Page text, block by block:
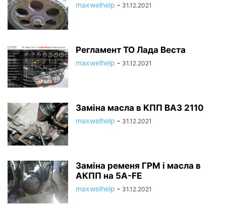
maxwelhelp - 31.12.2021
Регламент ТО Лада Веста
maxwelhelp - 31.12.2021
Заміна масла в КПП ВАЗ 2110
maxwelhelp - 31.12.2021
Заміна ременя ГРМ і масла в
АКПП на 5A-FE
maxwelhelp - 31.12.2021